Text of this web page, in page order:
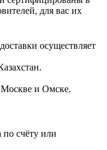
для вас их
осуществляет
и в Казахстан.
Москве и Омске.
счёту или